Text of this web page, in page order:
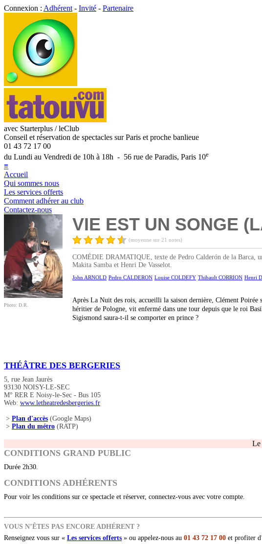
Connexion : Adhérent - Invité - Partenaire
avec Starterplus / leClub
Conseil et réservation de spectacles sur Paris et proche banlieue
01 43 72 17 00
du Lundi au Vendredi de 10h à 18h - 56 rue de Paradis, Paris 10e
≡
Accueil
Qui sommes nous
Les services offerts
Comment adhérer au club
Contactez-nous
Photo: D.R.
VIE EST UN SONGE
(moyenne sur 21 notes)
COMÉDIE DRAMATIQUE, texte de Pedro Calderón de la Barca,
Makita Samba et Henri De Vasselot.
John ARNOLD Pedro CALDERON Louise COLDEFY Thibault CORRION Henri
Après La Nuit des rois, accueilli la saison dernière, Clément Poirée
héritier de Pologne, vit enfermé dans une tour depuis que le roi
Sigismond saura-t-il se comporter en prince ?
THÉÂTRE DES BERGERIES
5, rue Jean Jaurès
93130 NOISY-LE-SEC
M° RER E Noisy-le-Sec - Bus 105
Web: www.letheatredesbergeries.fr
> Plan d'accès (Google Maps)
> Plan du métro (RATP)
Le
CONDITIONS GRAND PUBLIC
Durée 2h30.
CONDITIONS ADHÉRENTS
Pour voir les conditions sur ce spectacle et réserver, connectez-vous avec votre compte.
VOUS N’ÊTES PAS ENCORE ADHÉRENT ?
Renseignez vous sur « Les services offerts » ou appelez-nous au 01 43 72 17 00 et profiter